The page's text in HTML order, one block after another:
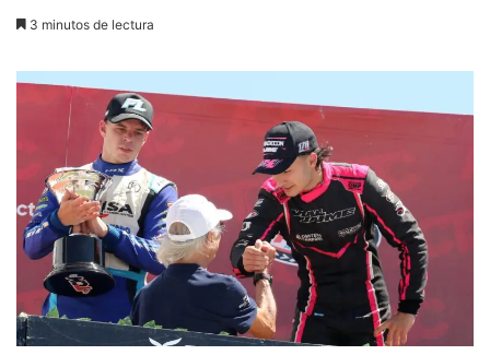
3 minutos de lectura